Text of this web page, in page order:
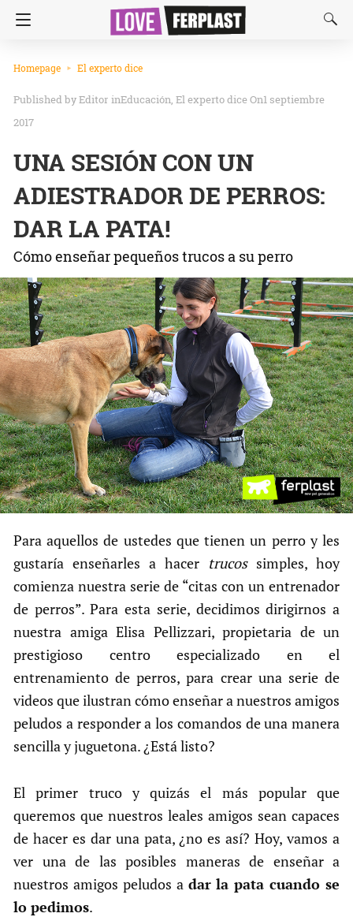
Homepage El experto dice
Editor inEducación El experto diceOn1 septiembre
2017
UNA SESIÓN CON UN
ADIESTRADOR DE PERROS:
DAR LA PATA!
Cómo enseñar pequeños trucos a su perro
Para aquellos de ustedes que tienen un perro y les
gustaría enseñarles a hacer trucossimples, hoy
comienza nuestra serie de “citas con un entrenador
de perros”. Para esta serie, decidimos dirigirnos a
nuestra amiga Elisa Pellizzari, propietaria de un
prestigioso centro especializado en el
entrenamiento de perros, para crear una serie de
videos que ilustran cómo enseñar a nuestros amigos
peludos a responder a los comandos de una manera
sencilla y juguetona. ¿Está listo?
El primer truco y quizás el más popular que
queremos que nuestros leales amigos sean capaces
de hacer es dar una pata, ¿no es así? Hoy, vamos a
ver una de las posibles maneras de enseñar a
nuestros amigos peludos a dar la pata cuando se
lo pedimos.